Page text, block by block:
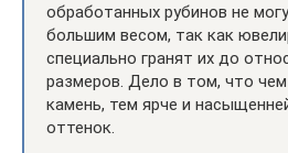
обработанных рубинов не
большим весом, так как
специально гранят их до
размеров. Дело в том, что
камень, тем ярче и
оттенок.